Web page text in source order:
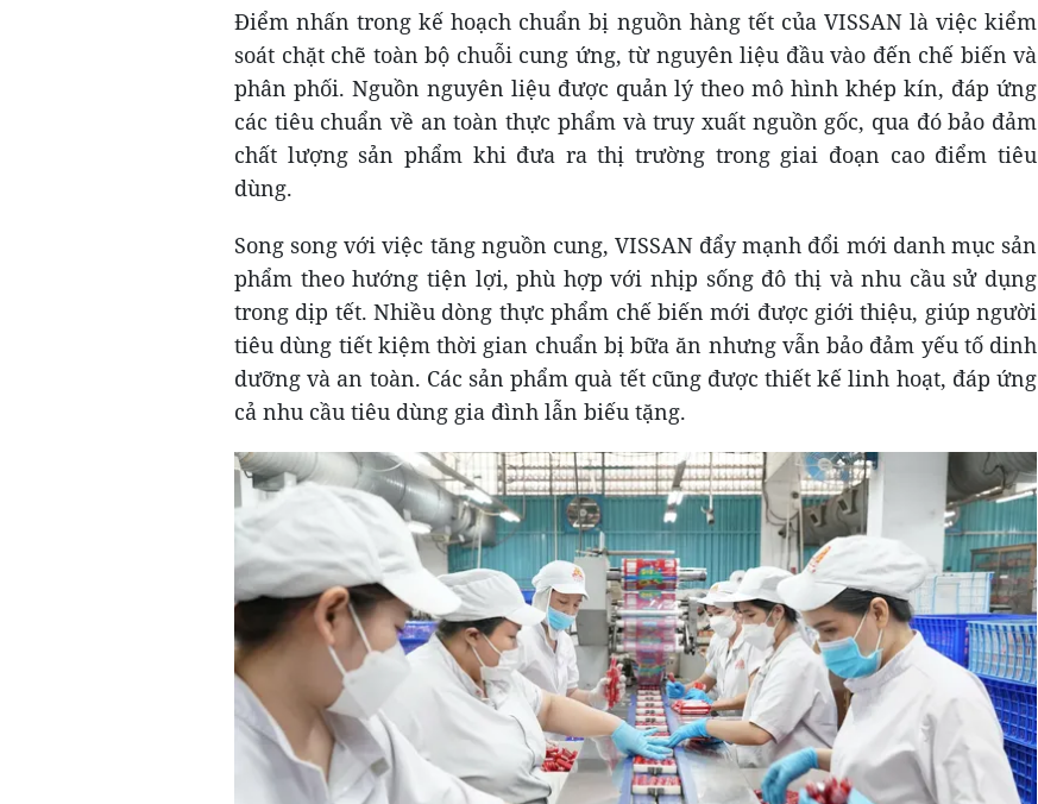
Điểm nhấn trong kế hoạch chuẩn bị nguồn hàng tết của VISSAN là việc kiểm
soát chặt chẽ toàn bộ chuỗi cung ứng, từ nguyên liệu đầu vào đến chế biến và
phân phối. Nguồn nguyên liệu được quản lý theo mô hình khép kín, đáp ứng
các tiêu chuẩn về an toàn thực phẩm và truy xuất nguồn gốc, qua đó bảo đảm
chất lượng sản phẩm khi đưa ra thị trường trong giai đoạn cao điểm tiêu
dùng.
Song song với việc tăng nguồn cung, VISSAN đẩy mạnh đổi mới danh mục sản
phẩm theo hướng tiện lợi, phù hợp với nhịp sống đô thị và nhu cầu sử dụng
trong dịp tết. Nhiều dòng thực phẩm chế biến mới được giới thiệu, giúp người
tiêu dùng tiết kiệm thời gian chuẩn bị bữa ăn nhưng vẫn bảo đảm yếu tố dinh
dưỡng và an toàn. Các sản phẩm quà tết cũng được thiết kế linh hoạt, đáp ứng
cả nhu cầu tiêu dùng gia đình lẫn biếu tặng.